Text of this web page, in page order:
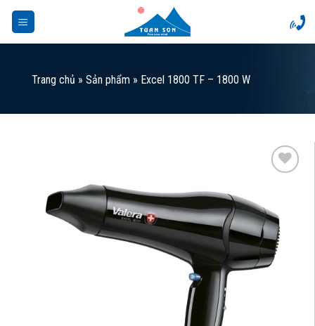
Skip
content
Trang chủ » Sản phẩm » Excel 1800 TF – 1800 W
Add to
Wishlist